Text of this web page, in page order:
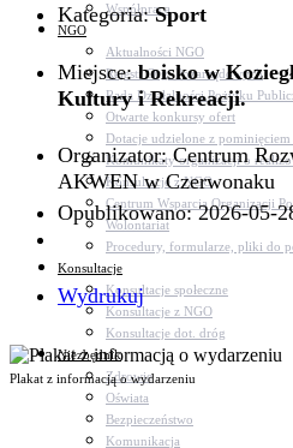
Współpraca
NGO
Aktualności NGO
Rejestr Org. Pozarządowych
Rada Działalności Pożytku
Otwarte konkursy ofert
Dotacje udzielone z
Komunikaty organizacji o
Konsultacje z NGO
Centrum Wsparcia Organizacji
Wolontariat
Procedury, formularze, pliki do
Konsultacje
Konsultacje społeczne
Konsultacje z NGO
Konsultacje dot. dróg
Niezbędnik
Zdrowie
Oświata
Bezpieczeństwo
Komunikacja
Kategoria:Sport
Miejsce:boisko w
Kultury i Rekreacji.
Organizator: Centrum
AKWEN w Czerwonaku
Opublikowano: 2026-05-
Wydrukuj
Plakat z informacją o wydarzeniu